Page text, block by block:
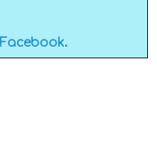
Facebook.